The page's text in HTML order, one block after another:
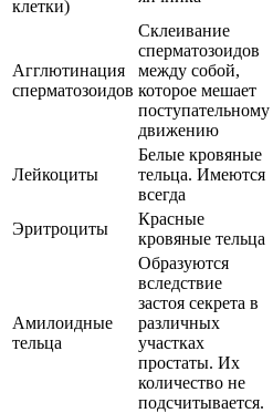
клетки)
Агглютинация
сперматозоидов
Склеивание
сперматозоидов
между собой,
которое мешает
поступательному
движению
Лейкоциты
Белые кровяные
тельца. Имеются
всегда
Эритроциты
Красные
кровяные тельца
Амилоидные
тельца
Образуются
вследствие
застоя секрета в
различных
участках
простаты. Их
количество не
подсчитывается.